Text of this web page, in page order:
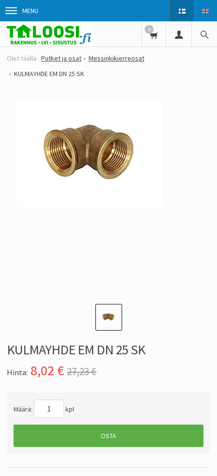
MENU
0
Putket ja osat
Messinkikierreosat
KULMAYHDE EM DN 25 SK
KULMAYHDE EM DN 25 SK
Hinta: 8,02 € 27,23 €
Määrä: kpl
OSTA